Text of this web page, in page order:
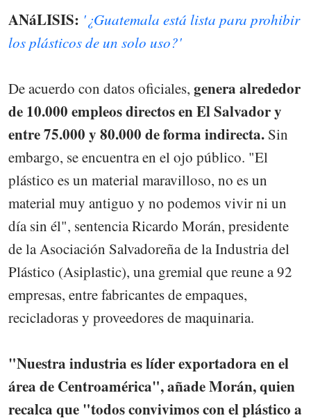
ANáLISIS: '¿Guatemala está lista para prohibir
los plásticos de un solo uso?'
De acuerdo con datos oficiales, genera alrededor
de 10.000 empleos directos en El Salvador y
entre 75.000 y 80.000 de forma indirecta. Sin
embargo, se encuentra en el ojo público. "El
plástico es un material maravilloso, no es un
material muy antiguo y no podemos vivir ni un
día sin él", sentencia Ricardo Morán, presidente
de la Asociación Salvadoreña de la Industria del
Plástico (Asiplastic), una gremial que reune a 92
empresas, entre fabricantes de empaques,
recicladoras y proveedores de maquinaria.
"Nuestra industria es líder exportadora en el
área de Centroamérica", añade Morán, quien
recalca que "todos convivimos con el plástico a